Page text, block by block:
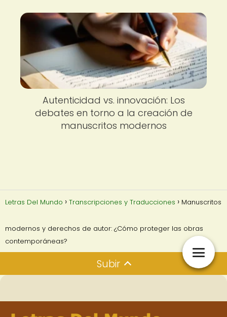
Autenticidad vs. innovación: Los
debates en torno a la creación de
manuscritos modernos
Letras Del Mundo Transcripciones y Traducciones Manuscritos
modernos y derechos de autor: ¿Cómo proteger las obras
contemporáneas?
Subir